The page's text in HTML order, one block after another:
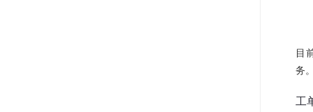
目
务。
工